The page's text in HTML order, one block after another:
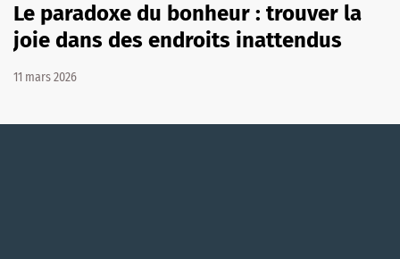
Le paradoxe du bonheur : trouver la
joie dans des endroits inattendus
11 mars 2026